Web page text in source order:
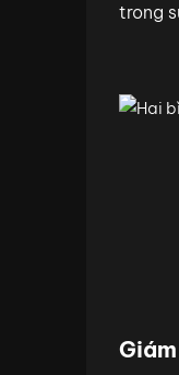
trong